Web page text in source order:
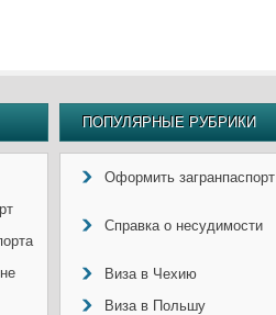
ПОПУЛЯРНЫЕ РУБРИКИ
Оформить загранпаспорт
Справка о несудимости
Виза в Чехию
Виза в Польшу